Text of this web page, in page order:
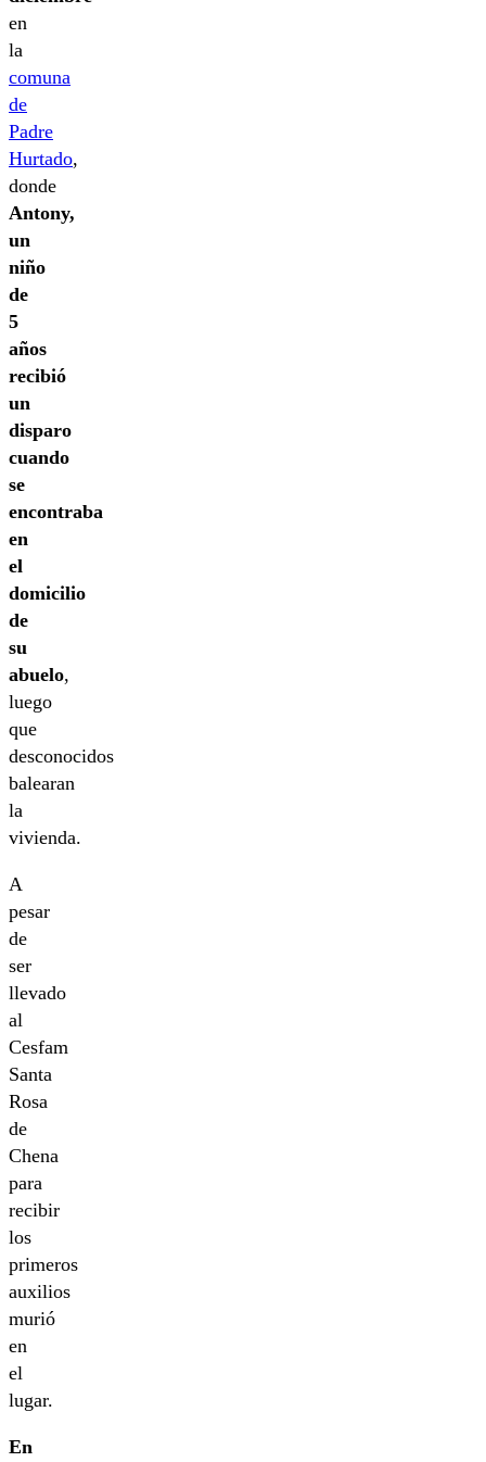
en
la
comuna
de
Padre
Hurtado,
donde
Antony,
un
niño
de
5
años
recibió
un
disparo
cuando
se
encontraba
en
el
domicilio
de
su
abuelo,
luego
que
desconocidos
balearan
la
vivienda.
A
pesar
de
ser
llevado
al
Cesfam
Santa
Rosa
de
Chena
para
recibir
los
primeros
auxilios
murió
en
el
lugar.
En